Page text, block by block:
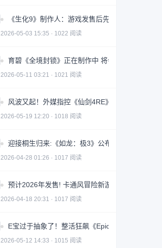
《生化9》制作人：游戏发售后先去旅行 玩完再
2026-05-03 15:35 · 1022 阅读
育碧《全境封锁》正在制作中 将会被打造成一款
2026-05-11 03:21 · 1021 阅读
风波又起！外媒指控《仙剑4RE》抄袭《光与影
2026-05-19 12:20 · 1018 阅读
迎接桐生归来:《如龙：极3》公布PC平台硬件配
2026-04-28 01:26 · 1017 阅读
预计2026年发售! 卡通风冒险新游《长日将尽》
2026-04-18 20:31 · 1017 阅读
E宝过于抽象了！整活狂飙《Epic是我家乡》感谢
2026-05-12 14:33 · 1015 阅读